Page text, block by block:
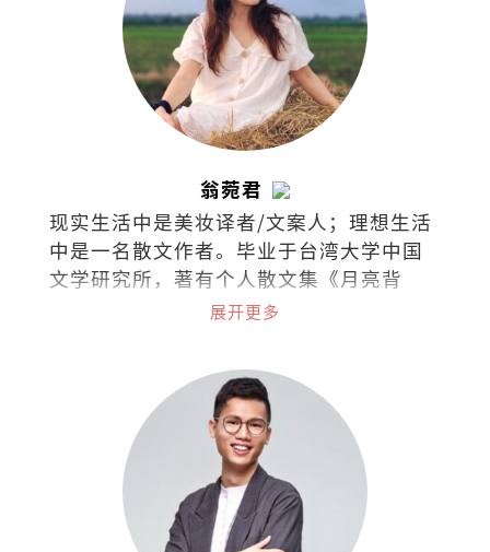
翁菀君
现实生活中是美妆译者/文案人；理想生活
中是一名散文作者。毕业于台湾大学中国
文学研究所，著有个人散文集《月亮背
面》和《文字烧》。喜欢跑步、放空、撸
书，爱面包也爱梦想，集所有矛盾于一身
的困惑之人。
展开更多